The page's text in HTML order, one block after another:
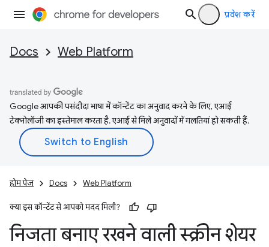
प्रवेश करें
Docs Web Platform
Google आपकी पसंदीदा भाषा में कॉन्टेंट का अनुवाद करने के लिए, एआई
टेक्नोलॉजी का इस्तेमाल करता है. एआई से मिले अनुवादों में गलतियां हो सकती हैं.
होम पेज Docs Web Platform
क्या इस कॉन्टेंट से आपको मदद मिली?
निजता बनाए रखने वाली स्क्रीन शेयर